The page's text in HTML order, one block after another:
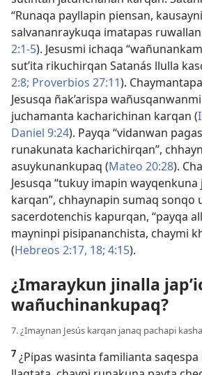
“Runaqa payllapin piensan,
salvananraykuqa imatapas
2:1-5). Jesusmi ichaqa
sut’ita rikuchirqan Satanás llulla
2:8; Proverbios 27:11).
Jesusqa ñak’arispa
juchamanta kacharichinan karqan (
Daniel 9:24). Payqa “vidanwan
runakunata kacharichirqan”,
asuykunankupaq (Mateo 20:28).
Jesusqa “tukuy imapin wayqenkuna
karqan”, chhaynapin sumaq sonqo
sacerdotenchis kapurqan, “payqa
mayninpi pisipananchista, chaymi
(Hebreos 2:17, 18; 4:15).
¿Imaraykun jinalla
wañuchinankupaq?
7. ¿Imaynan Jesús karqan janaq pachapi
7 ¿Pipas wasinta familianta